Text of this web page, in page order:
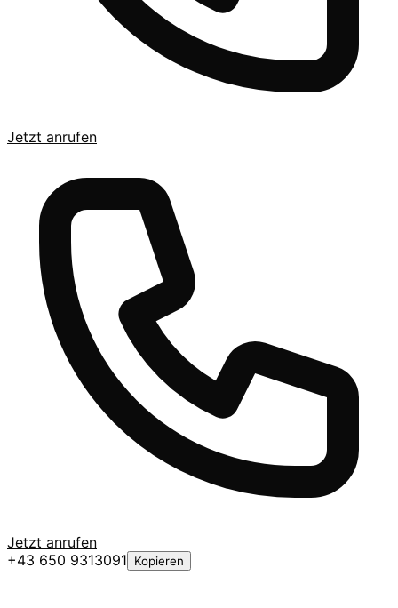
Jetzt anrufen
Jetzt anrufen
+43 650 9313091
Kopieren